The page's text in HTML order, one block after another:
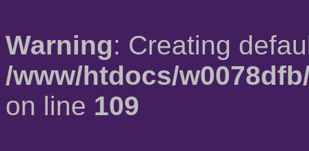
Warning: Creating
/www/htdocs/
on line 109